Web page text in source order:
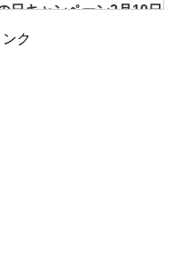
日キャンペーン3月19日
ク